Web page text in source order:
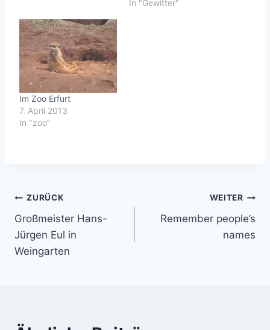
In "Gewitter"
Im Zoo Erfurt
7. April 2013
In "zoo"
Beitragsnavigation
ZURÜCK
Großmeister Hans-
Jürgen Eul in
Weingarten
WEITER
Remember people’s
names